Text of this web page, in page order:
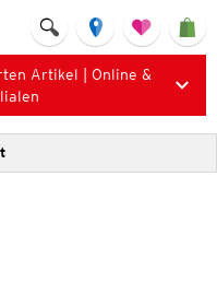
Artikel | Online &